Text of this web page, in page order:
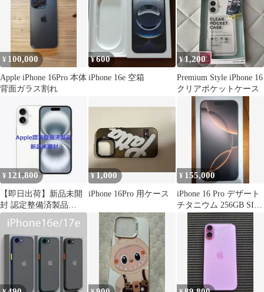
¥ 100,000
Apple iPhone 16Pro 本体
背面ガラス割れ
¥600
iPhone 16e 空箱
¥1,200
Premium Style iPhone 16
クリアポケットケース
¥ 121,800
【即日出荷】新品未開
封 認定整備済製品
iPhone16 128GB ホワイ
ト
¥1,000
iPhone 16Pro 用ケース
¥ 155,000
iPhone 16 Pro デザート
チタニウム 256GB SIM
フリー